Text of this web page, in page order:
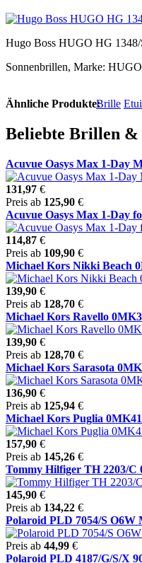
Hugo Boss HUGO HG
Sonnenbrillen, Marke:
Ähnliche Produkte:Brille Etui
Beliebte Brillen &
Acuvue Oasys Max 1-Day
131,97 €
Preis ab 125,90 €
Acuvue Oasys Max 1-Day
114,87 €
Preis ab 109,90 €
Michael Kors Nikki Beach
139,90 €
Preis ab 128,70 €
Michael Kors Ravello
139,90 €
Preis ab 128,70 €
Michael Kors Sarasota
136,90 €
Preis ab 125,94 €
Michael Kors Puglia
157,90 €
Preis ab 145,26 €
Tommy Hilfiger TH 2203/C
145,90 €
Preis ab 134,22 €
Polaroid PLD 7054/S O6W
Preis ab 44,99 €
Polaroid PLD 4187/G/S/X